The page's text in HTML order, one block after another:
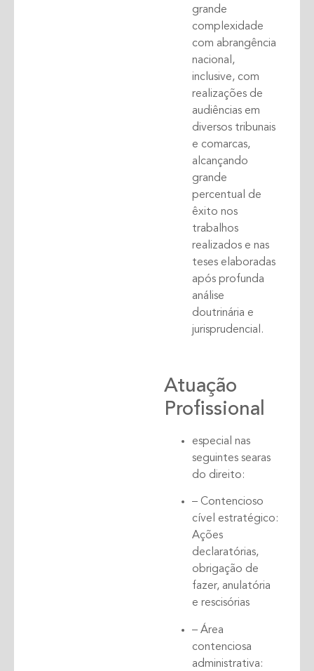
grande
complexidade
com abrangência
nacional,
inclusive, com
realizações de
audiências em
diversos tribunais
e comarcas,
alcançando
grande
percentual de
êxito nos
trabalhos
realizados e nas
teses elaboradas
após profunda
análise
doutrinária e
jurisprudencial.
Atuação
Profissional
especial nas
seguintes searas
do direito:
– Contencioso
cível estratégico:
Ações
declaratórias,
obrigação de
fazer, anulatória
e rescisórias
– Área
contenciosa
administrativa: